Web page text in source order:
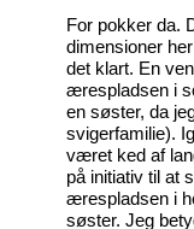
For pokker da.
dimensioner
det klart. En
ærespladsen i
en søster, da
svigerfamilie).
været ked af
på initiativ til at
ærespladsen i
søster. Jeg